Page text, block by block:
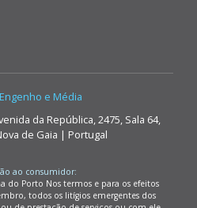
Engenho e Média
da República, 2475, Sala 64,
de Gaia | Portugal
ao consumidor:
do Porto Nos termos e para os efeitos
todos os litígios emergentes dos